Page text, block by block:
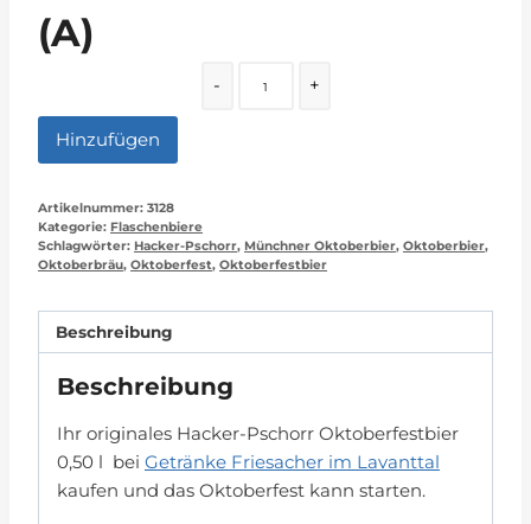
(A)
- +
Hinzufügen
Artikelnummer: 3128
Kategorie: Flaschenbiere
Schlagwörter: Hacker-Pschorr, Münchner Oktoberbier, Oktoberbier,
Oktoberbräu, Oktoberfest, Oktoberfestbier
Beschreibung
Beschreibung
Ihr originales Hacker-Pschorr Oktoberfestbier
0,50 l bei Getränke Friesacher im Lavanttal
kaufen und das Oktoberfest kann starten.